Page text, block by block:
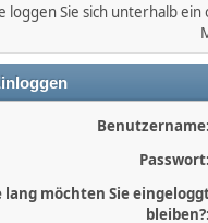
loggen Sie sich unterhalb ein
Benutzername:
Passwort:
lang möchten Sie
bleiben?: